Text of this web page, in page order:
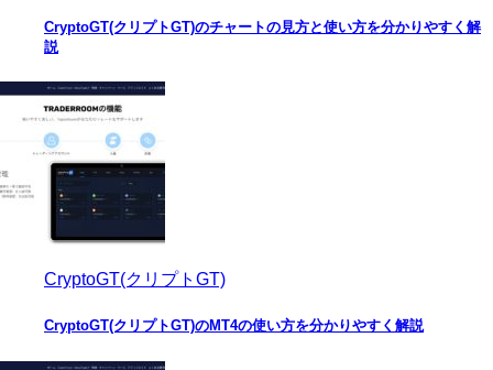
CryptoGT(クリプトGT)のチャートの見方と使い方を分かりやすく解
説
CryptoGT(クリプトGT)
CryptoGT(クリプトGT)のMT4の使い方を分かりやすく解説